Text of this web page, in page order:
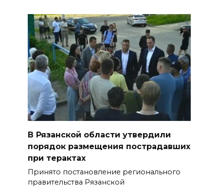
В Рязанской области утвердили
порядок размещения пострадавших
при терактах
Принято постановление регионального
правительства Рязанской